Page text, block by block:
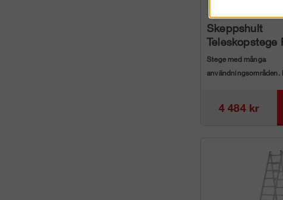
Skeppshult
Teleskopstege
Stege med många
användningsområden.
4 484 kr